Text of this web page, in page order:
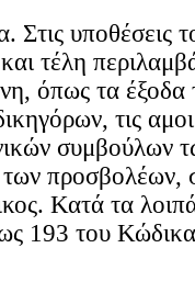
Στις υποθέσεις
τέλη
όπως τα έξοδα
τις
συμβούλων
προσβολέων,
Κατά τα
193 του